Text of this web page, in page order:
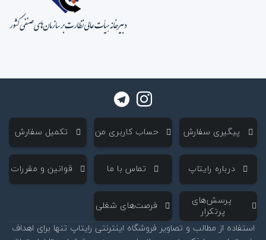
‌ پیگیری سفارش ‌ حساب کاربری من ‌ تکمیل سفارش
‌ درباره رایتاپ ‌ تماس با ما ‌ قوانین و مقررات
‌ پرسش‌های
پرتکرار
‌ فرصت‌های شغلی
استفاده از مطالب و تصاویر فروشگاه اینترنتی رایتاپ تنها برای اهداف